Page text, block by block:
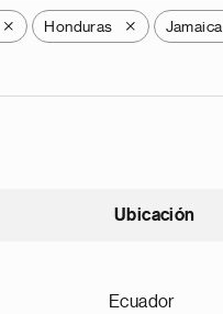
X Honduras X Jamaica
Ubicación
Ecuador